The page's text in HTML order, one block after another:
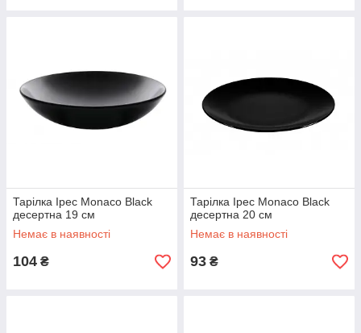
Тарілка Ipec Monaco Black
десертна 19 см
Немає в наявності
104 ₴
Тарілка Ipec Monaco Black
десертна 20 см
Немає в наявності
93 ₴